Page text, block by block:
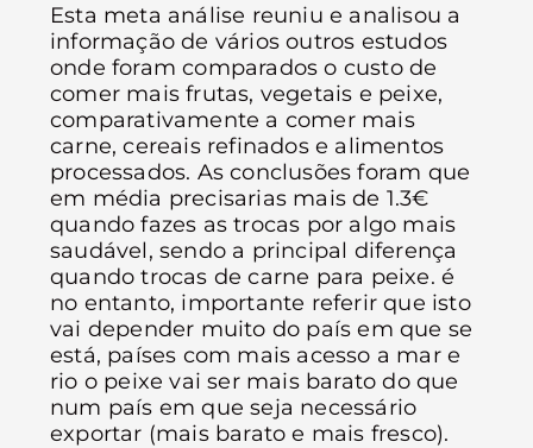
Esta meta análise reuniu e analisou a
informação de vários outros estudos
onde foram comparados o custo de
comer mais frutas, vegetais e peixe,
comparativamente a comer mais
carne, cereais refinados e alimentos
processados. As conclusões foram que
em média precisarias mais de 1.3€
quando fazes as trocas por algo mais
saudável, sendo a principal diferença
quando trocas de carne para peixe. é
no entanto, importante referir que isto
vai depender muito do país em que se
está, países com mais acesso a mar e
rio o peixe vai ser mais barato do que
num país em que seja necessário
exportar (mais barato e mais fresco).